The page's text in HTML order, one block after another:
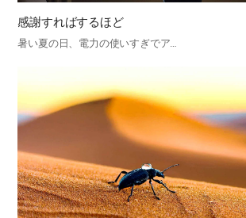
感謝すればするほど
暑い夏の日、電力の使いすぎでア…